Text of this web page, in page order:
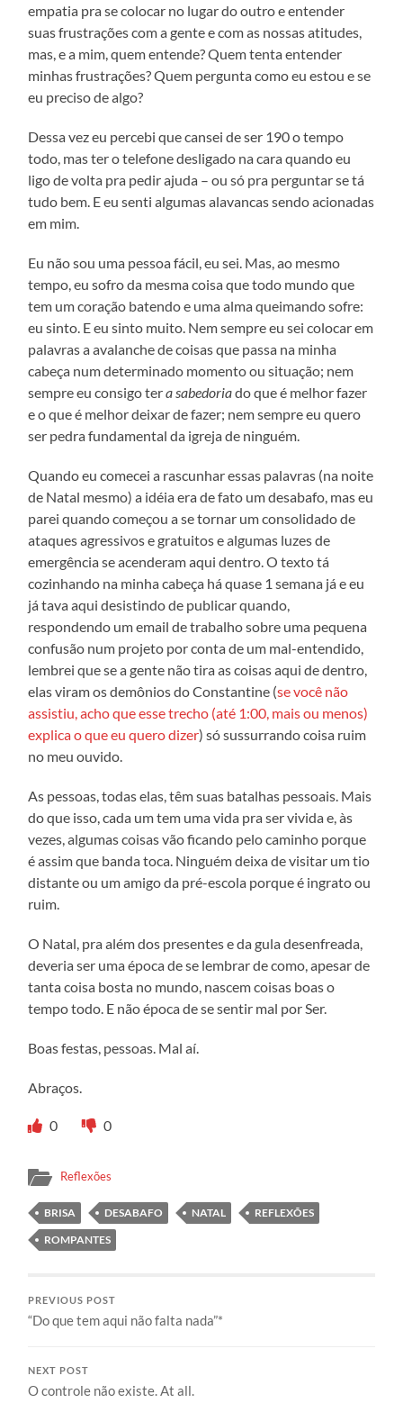
empatia pra se colocar no lugar do outro e entender
suas frustrações com a gente e com as nossas atitudes,
mas, e a mim, quem entende? Quem tenta entender
minhas frustrações? Quem pergunta como eu estou e se
eu preciso de algo?
Dessa vez eu percebi que cansei de ser 190 o tempo
todo, mas ter o telefone desligado na cara quando eu
ligo de volta pra pedir ajuda – ou só pra perguntar se tá
tudo bem. E eu senti algumas alavancas sendo acionadas
em mim.
Eu não sou uma pessoa fácil, eu sei. Mas, ao mesmo
tempo, eu sofro da mesma coisa que todo mundo que
tem um coração batendo e uma alma queimando sofre:
eu sinto. E eu sinto muito. Nem sempre eu sei colocar em
palavras a avalanche de coisas que passa na minha
cabeça num determinado momento ou situação; nem
sempre eu consigo tera sabedoriado que é melhor fazer
e o que é melhor deixar de fazer; nem sempre eu quero
ser pedra fundamental da igreja de ninguém.
Quando eu comecei a rascunhar essas palavras (na noite
de Natal mesmo) a idéia era de fato um desabafo, mas eu
parei quando começou a se tornar um consolidado de
ataques agressivos e gratuitos e algumas luzes de
emergência se acenderam aqui dentro. O texto tá
cozinhando na minha cabeça há quase 1 semana já e eu
já tava aqui desistindo de publicar quando,
respondendo um email de trabalho sobre uma pequena
confusão num projeto por conta de um mal-entendido,
lembrei que se a gente não tira as coisas aqui de dentro,
elas viram os demônios do Constantine (se você não
assistiu, acho que esse trecho (até 1:00, mais ou menos)
explica o que eu quero dizer) só sussurrando coisa ruim
no meu ouvido.
As pessoas, todas elas, têm suas batalhas pessoais. Mais
do que isso, cada um tem uma vida pra ser vivida e, às
vezes, algumas coisas vão ficando pelo caminho porque
é assim que banda toca. Ninguém deixa de visitar um tio
distante ou um amigo da pré-escola porque é ingrato ou
ruim.
O Natal, pra além dos presentes e da gula desenfreada,
deveria ser uma época de se lembrar de como, apesar de
tanta coisa bosta no mundo, nascem coisas boas o
tempo todo. E não época de se sentir mal por Ser.
Boas festas, pessoas. Mal aí.
Abraços.
0 0
Reflexões
BRISA DESABAFO NATAL
REFLEXÕES
ROMPANTES
PREVIOUS POST
“Do que tem aqui não falta nada”*
NEXT POST
O controle não existe. At all.